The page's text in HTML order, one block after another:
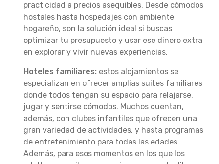
practicidad a precios asequibles. Desde cómodos
hostales hasta hospedajes con ambiente
hogareño, son la solución ideal si buscas
optimizar tu presupuesto y usar ese dinero extra
en explorar y vivir nuevas experiencias.
Hoteles familiares: estos alojamientos se
especializan en ofrecer amplias suites familiares
donde todos tengan su espacio para relajarse,
jugar y sentirse cómodos. Muchos cuentan,
además, con clubes infantiles que ofrecen una
gran variedad de actividades, y hasta programas
de entretenimiento para todas las edades.
Además, para esos momentos en los que los